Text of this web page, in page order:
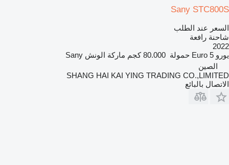
Sany STC800S
السعر عند الطلب
شاحنة رافعة
2022
يورو Euro 5 حمولة 80.000 كجم ماركة الونش Sany
الصين
SHANG HAI KAI YING TRADING CO.,LIMITED
الاتصال بالبائع